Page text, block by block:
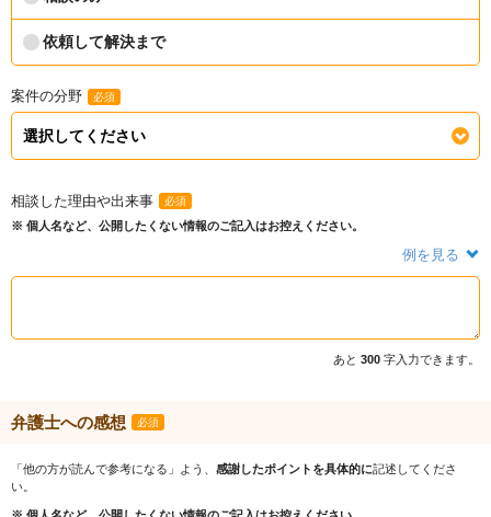
依頼して解決まで
案件の分野 必須
相談した理由や出来事 必須
※ 個人名など、公開したくない情報のご記入はお控えください。
例を見る
あと 300 字入力できます。
弁護士への感想 必須
「他の方が読んで参考になる」よう、 感謝したポイントを具体的に記述してくださ
い。